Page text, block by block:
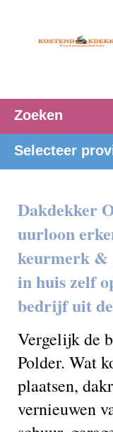
Zoeken
Selecteer
Dakdekker
uurloon
keurmerk &
in huis zelf
bedrijf uit
Vergelijk de
Polder. Wat
plaatsen,
vernieuwen